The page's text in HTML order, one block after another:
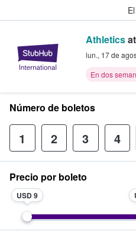
StubHub:
Athleticsat
lun., 17 de
En dos
Número de boletos
1 2 3 4
Precio por boleto
USD 9